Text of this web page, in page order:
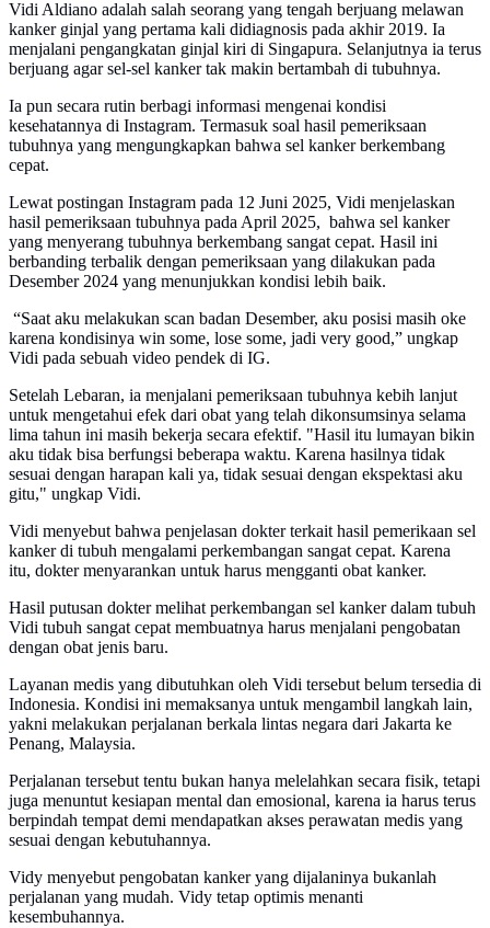
Vidi Aldiano adalah salah seorang yang tengah berjuang melawan
kanker ginjal yang pertama kali didiagnosis pada akhir 2019. Ia
menjalani pengangkatan ginjal kiri di Singapura. Selanjutnya ia terus
berjuang agar sel-sel kanker tak makin bertambah di tubuhnya.
Ia pun secara rutin berbagi informasi mengenai kondisi
kesehatannya di Instagram. Termasuk soal hasil pemeriksaan
tubuhnya yang mengungkapkan bahwa sel kanker berkembang
cepat.
Lewat postingan Instagram pada 12 Juni 2025, Vidi menjelaskan
hasil pemeriksaan tubuhnya pada April 2025, bahwa sel kanker
yang menyerang tubuhnya berkembang sangat cepat. Hasil ini
berbanding terbalik dengan pemeriksaan yang dilakukan pada
Desember 2024 yang menunjukkan kondisi lebih baik.
“Saat aku melakukan scan badan Desember, aku posisi masih oke
karena kondisinya win some, lose some, jadi very good,” ungkap
Vidi pada sebuah video pendek di IG.
Setelah Lebaran, ia menjalani pemeriksaan tubuhnya kebih lanjut
untuk mengetahui efek dari obat yang telah dikonsumsinya selama
lima tahun ini masih bekerja secara efektif. "Hasil itu lumayan bikin
aku tidak bisa berfungsi beberapa waktu. Karena hasilnya tidak
sesuai dengan harapan kali ya, tidak sesuai dengan ekspektasi aku
gitu," ungkap Vidi.
Vidi menyebut bahwa penjelasan dokter terkait hasil pemerikaan sel
kanker di tubuh mengalami perkembangan sangat cepat. Karena
itu, dokter menyarankan untuk harus mengganti obat kanker.
Hasil putusan dokter melihat perkembangan sel kanker dalam tubuh
Vidi tubuh sangat cepat membuatnya harus menjalani pengobatan
dengan obat jenis baru.
Layanan medis yang dibutuhkan oleh Vidi tersebut belum tersedia di
Indonesia. Kondisi ini memaksanya untuk mengambil langkah lain,
yakni melakukan perjalanan berkala lintas negara dari Jakarta ke
Penang, Malaysia.
Perjalanan tersebut tentu bukan hanya melelahkan secara fisik, tetapi
juga menuntut kesiapan mental dan emosional, karena ia harus terus
berpindah tempat demi mendapatkan akses perawatan medis yang
sesuai dengan kebutuhannya.
Vidy menyebut pengobatan kanker yang dijalaninya bukanlah
perjalanan yang mudah. Vidy tetap optimis menanti
kesembuhannya.